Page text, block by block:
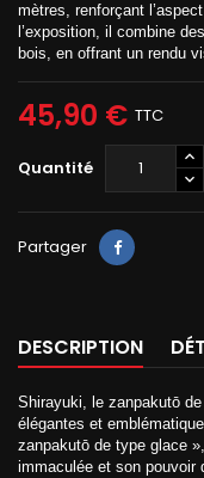
mètres, renforçant
l’exposition, il combine
bois, en offrant un rendu
45,90 € TTC
Quantité
Partager
DESCRIPTION
Shirayuki, le zanpakutō
élégantes et
zanpakutō de type glace
immaculée et son pouvoir